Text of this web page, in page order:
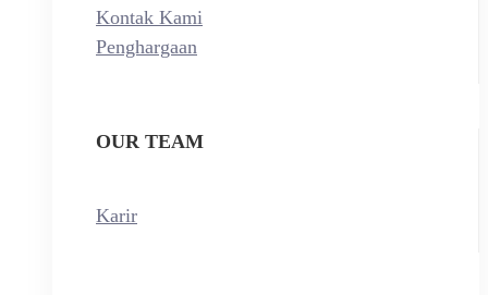
Kontak Kami
Penghargaan
OUR TEAM
Karir